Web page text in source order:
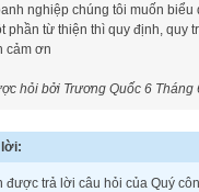
nghiệp chúng tôi muốn
phần từ thiện thì quy định, quy
cảm ơn
hỏi bởi Trương Quốc 6 Tháng
lời:
được trả lời câu hỏi của Quý